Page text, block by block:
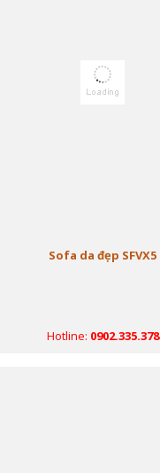
Sofa da đẹp SFVX5
Hotline: 0902.335.378